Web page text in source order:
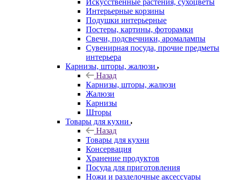
Искусственные растения, сухоцветы
Интерьерные корзины
Подушки интерьерные
Постеры, картины, фоторамки
Свечи, подсвечники, аромалампы
Сувенирная посуда, прочие предметы
интерьера
Карнизы, шторы, жалюзи
Назад
Карнизы, шторы, жалюзи
Жалюзи
Карнизы
Шторы
Товары для кухни
Назад
Товары для кухни
Консервация
Хранение продуктов
Посуда для приготовления
Ножи и разделочные аксессуары